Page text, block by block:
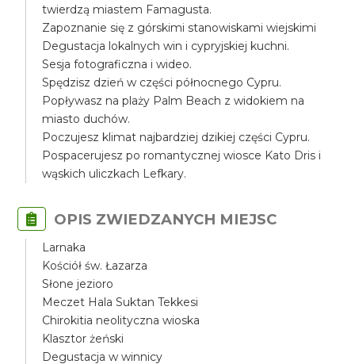
twierdzą miastem Famagusta.
Zapoznanie się z górskimi stanowiskami wiejskimi
Degustacja lokalnych win i cypryjskiej kuchni.
Sesja fotograficzna i wideo.
Spędzisz dzień w części północnego Cypru.
Popływasz na plaży Palm Beach z widokiem na
miasto duchów.
Poczujesz klimat najbardziej dzikiej części Cypru.
Pospacerujesz po romantycznej wiosce Kato Dris i
wąskich uliczkach Lefkary.
OPIS ZWIEDZANYCH MIEJSC
Larnaka
Kościół św. Łazarza
Słone jezioro
Meczet Hala Suktan Tekkesi
Chirokitia neolityczna wioska
Klasztor żeński
Degustacja w winnicy